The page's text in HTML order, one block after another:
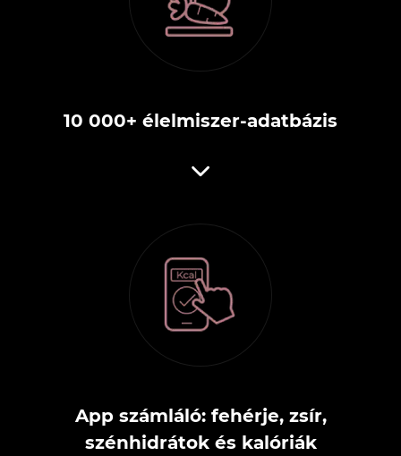
10 000+ élelmiszer-adatbázis
App számláló: fehérje, zsír,
szénhidrátok és kalóriák